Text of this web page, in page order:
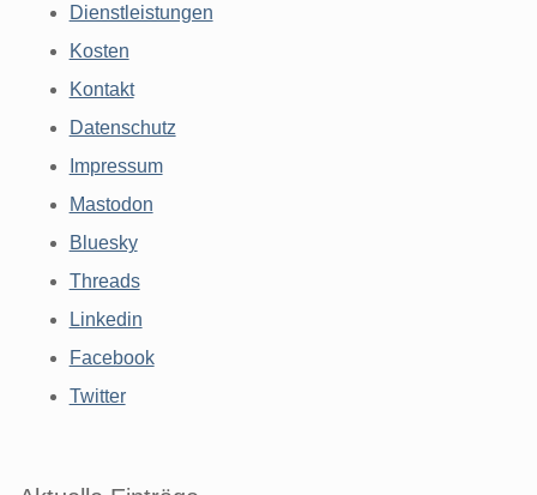
Dienstleistungen
Kosten
Kontakt
Datenschutz
Impressum
Mastodon
Bluesky
Threads
Linkedin
Facebook
Twitter